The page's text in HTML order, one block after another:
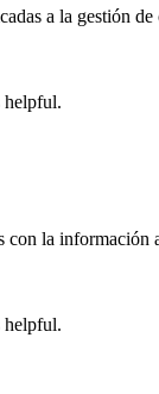
a la gestión
helpful.
con la información
helpful.